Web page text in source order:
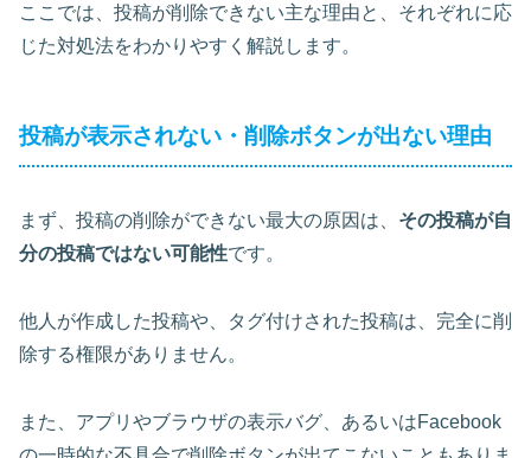
ここでは、投稿が削除できない主な理由と、それぞれに応
じた対処法をわかりやすく解説します。
投稿が表示されない・削除ボタンが出ない理由
まず、投稿の削除ができない最大の原因は、 その投稿が自
分の投稿ではない可能性です。
他人が作成した投稿や、タグ付けされた投稿は、 完全に削
除する権限がありません。
また、アプリやブラウザの表示バグ、あるいはFacebook